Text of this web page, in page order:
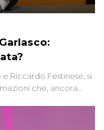
Riccardo Festinese, si
che, ancora
speciale ricostruisce la
dettagli